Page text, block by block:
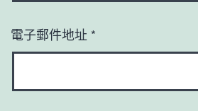
電子郵件地址 *